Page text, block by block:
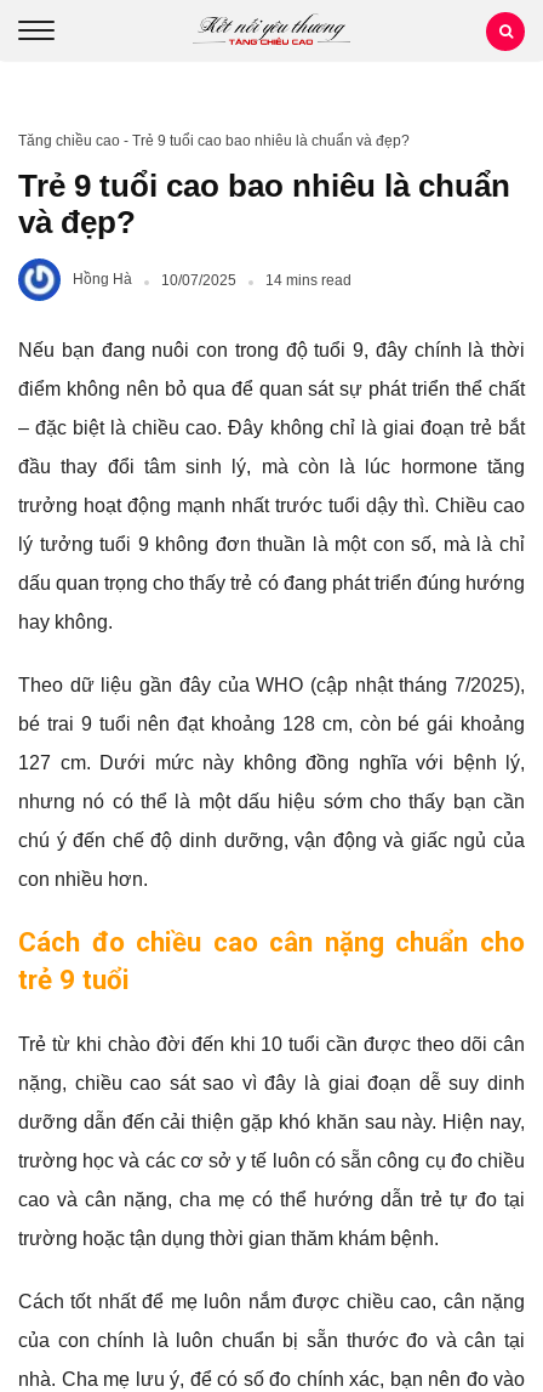
Tăng chiều cao - Trẻ 9 tuổi cao bao nhiêu là chuẩn và đẹp?
Trẻ 9 tuổi cao bao nhiêu là chuẩn
và đẹp?
Hồng Hà 10/07/2025 14 mins read
Nếu bạn đang nuôi con trong độ tuổi 9, đây chính là thời
điểm không nên bỏ qua để quan sát sự phát triển thể chất
– đặc biệt là chiều cao. Đây không chỉ là giai đoạn trẻ bắt
đầu thay đổi tâm sinh lý, mà còn là lúc hormone tăng
trưởng hoạt động mạnh nhất trước tuổi dậy thì. Chiều cao
lý tưởng tuổi 9 không đơn thuần là một con số, mà là chỉ
dấu quan trọng cho thấy trẻ có đang phát triển đúng hướng
hay không.
Theo dữ liệu gần đây của WHO (cập nhật tháng 7/2025),
bé trai 9 tuổi nên đạt khoảng 128 cm, còn bé gái khoảng
127 cm. Dưới mức này không đồng nghĩa với bệnh lý,
nhưng nó có thể là một dấu hiệu sớm cho thấy bạn cần
chú ý đến chế độ dinh dưỡng, vận động và giấc ngủ của
con nhiều hơn.
Cách đo chiều cao cân nặng chuẩn cho
trẻ 9 tuổi
Trẻ từ khi chào đời đến khi 10 tuổi cần được theo dõi cân
nặng, chiều cao sát sao vì đây là giai đoạn dễ suy dinh
dưỡng dẫn đến cải thiện gặp khó khăn sau này. Hiện nay,
trường học và các cơ sở y tế luôn có sẵn công cụ đo chiều
cao và cân nặng, cha mẹ có thể hướng dẫn trẻ tự đo tại
trường hoặc tận dụng thời gian thăm khám bệnh.
Cách tốt nhất để mẹ luôn nắm được chiều cao, cân nặng
của con chính là luôn chuẩn bị sẵn thước đo và cân tại
nhà. Cha mẹ lưu ý, để có số đo chính xác, bạn nên đo vào